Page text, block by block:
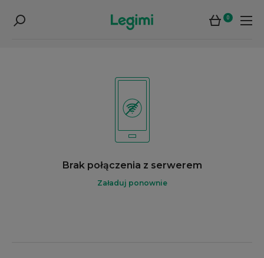
0
Brak połączenia z serwerem
Załaduj ponownie